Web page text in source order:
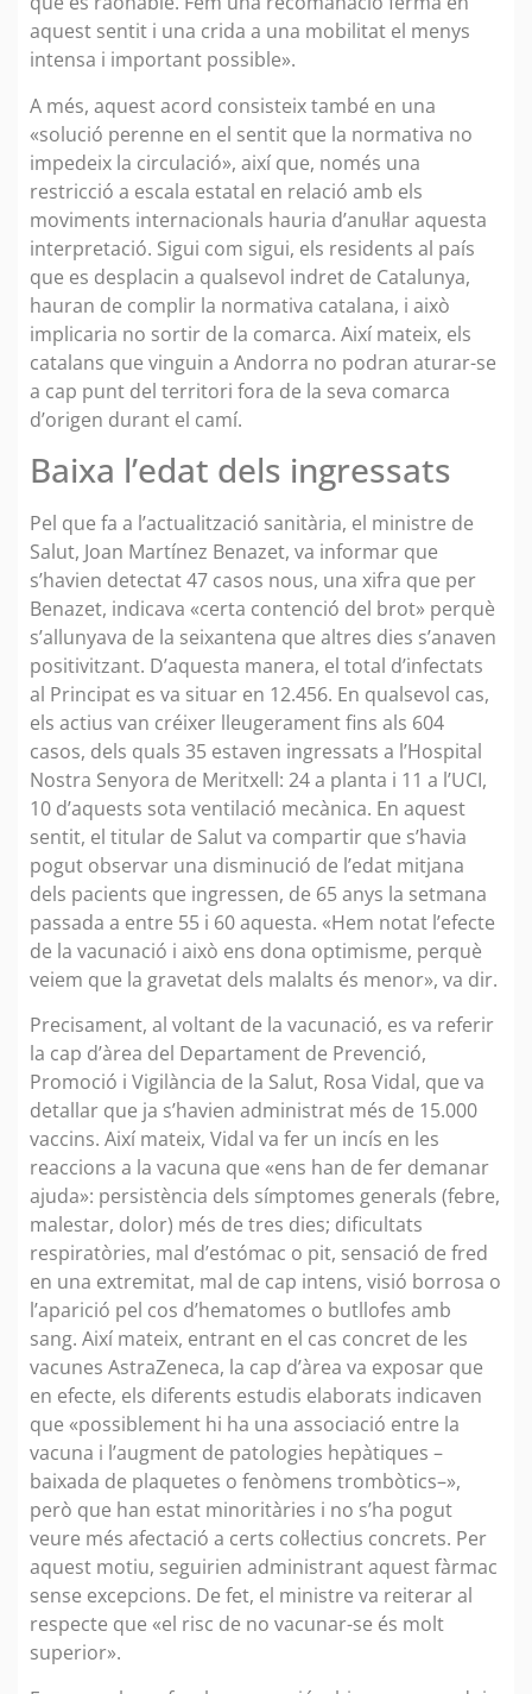
aquest sentit i una crida a una mobilitat el menys
intensa i important possible».
A més, aquest acord consisteix també en una
«solució perenne en el sentit que la normativa no
impedeix la circulació», així que, només una
restricció a escala estatal en relació amb els
moviments internacionals hauria d’anul·lar aquesta
interpretació. Sigui com sigui, els residents al país
que es desplacin a qualsevol indret de Catalunya,
hauran de complir la normativa catalana, i això
implicaria no sortir de la comarca. Així mateix, els
catalans que vinguin a Andorra no podran aturar-se
a cap punt del territori fora de la seva comarca
d’origen durant el camí.
Baixa l’edat dels ingressats
Pel que fa a l’actualització sanitària, el ministre de
Salut, Joan Martínez Benazet, va informar que
s’havien detectat 47 casos nous, una xifra que per
Benazet, indicava «certa contenció del brot» perquè
s’allunyava de la seixantena que altres dies s’anaven
positivitzant. D’aquesta manera, el total d’infectats
al Principat es va situar en 12.456. En qualsevol cas,
els actius van créixer lleugerament fins als 604
casos, dels quals 35 estaven ingressats a l’Hospital
Nostra Senyora de Meritxell: 24 a planta i 11 a l’UCI,
10 d’aquests sota ventilació mecànica. En aquest
sentit, el titular de Salut va compartir que s’havia
pogut observar una disminució de l’edat mitjana
dels pacients que ingressen, de 65 anys la setmana
passada a entre 55 i 60 aquesta. «Hem notat l’efecte
de la vacunació i això ens dona optimisme, perquè
veiem que la gravetat dels malalts és menor», va dir.
Precisament, al voltant de la vacunació, es va referir
la cap d’àrea del Departament de Prevenció,
Promoció i Vigilància de la Salut, Rosa Vidal, que va
detallar que ja s’havien administrat més de 15.000
vaccins. Així mateix, Vidal va fer un incís en les
reaccions a la vacuna que «ens han de fer demanar
ajuda»: persistència dels símptomes generals (febre,
malestar, dolor) més de tres dies; dificultats
respiratòries, mal d’estómac o pit, sensació de fred
en una extremitat, mal de cap intens, visió borrosa o
l’aparició pel cos d’hematomes o butllofes amb
sang. Així mateix, entrant en el cas concret de les
vacunes AstraZeneca, la cap d’àrea va exposar que
en efecte, els diferents estudis elaborats indicaven
que «possiblement hi ha una associació entre la
vacuna i l’augment de patologies hepàtiques –
baixada de plaquetes o fenòmens trombòtics–»,
però que han estat minoritàries i no s’ha pogut
veure més afectació a certs col·lectius concrets. Per
aquest motiu, seguirien administrant aquest fàrmac
sense excepcions. De fet, el ministre va reiterar al
respecte que «el risc de no vacunar-se és molt
superior».